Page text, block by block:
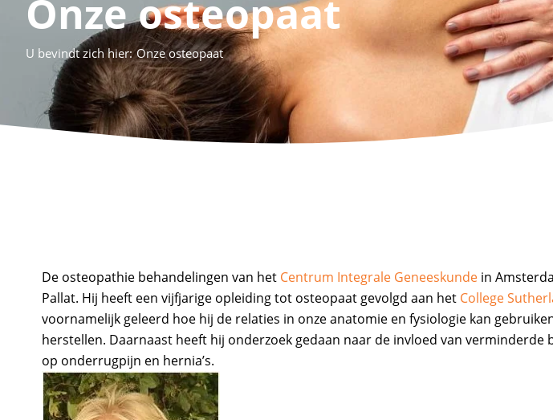
Onze osteopaat
U bevindt zich hier: Onze osteopaat
De osteopathie behandelingen van het Centrum Integrale Geneeskunde in
Pallat. Hij heeft een vijfjarige opleiding tot osteopaat gevolgd aan het College
voornamelijk geleerd hoe hij de relaties in onze anatomie en fysiologie kan
herstellen. Daarnaast heeft hij onderzoek gedaan naar de invloed van verminderde
op onderrugpijn en hernia’s.